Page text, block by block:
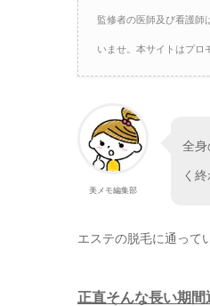
監修者の医師及び看護師
いませ。本サイトはプロ
美メモ編集部
全身
く
エステの脱毛に通って
正直そんな長い期